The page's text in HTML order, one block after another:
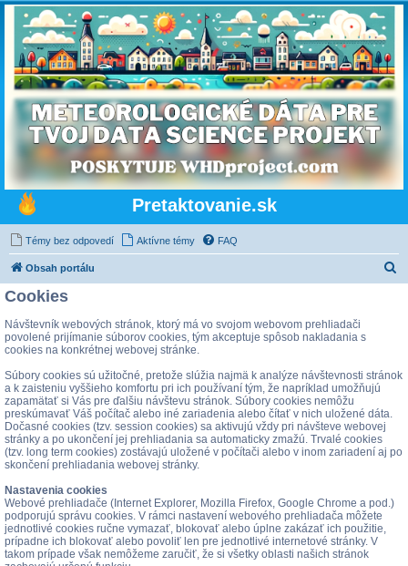
Pretaktovanie.sk
Témy bez odpovedí Aktívne témy FAQ
Obsah portálu
ť
Cookies
Návštevník webových stránok, ktorý má vo svojom webovom prehliadači
povolené prijímanie súborov cookies, tým akceptuje spôsob nakladania s
cookies na konkrétnej webovej stránke.
Súbory cookies sú užitočné, pretože slúžia najmä k analýze návštevnosti stránok
a k zaisteniu vyššieho komfortu pri ich používaní tým, že napríklad umožňujú
zapamätať si Vás pre ďalšiu návštevu stránok. Súbory cookies nemôžu
preskúmavať Váš počítač alebo iné zariadenia alebo čítať v nich uložené dáta.
Dočasné cookies (tzv. session cookies) sa aktivujú vždy pri návšteve webovej
stránky a po ukončení jej prehliadania sa automaticky zmažú. Trvalé cookies
(tzv. long term cookies) zostávajú uložené v počítači alebo v inom zariadení aj po
skončení prehliadania webovej stránky.
Nastavenia cookies
Webové prehliadače (Internet Explorer, Mozilla Firefox, Google Chrome a pod.)
podporujú správu cookies. V rámci nastavení webového prehliadača môžete
jednotlivé cookies ručne vymazať, blokovať alebo úplne zakázať ich použitie,
prípadne ich blokovať alebo povoliť len pre jednotlivé internetové stránky. V
takom prípade však nemôžeme zaručiť, že si všetky oblasti našich stránok